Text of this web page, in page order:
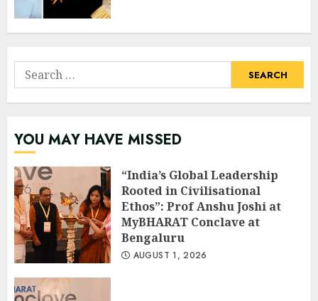
Search
for:
YOU MAY HAVE MISSED
“India’s Global Leadership
Rooted in Civilisational
Ethos”: Prof Anshu Joshi at
MyBHARAT Conclave at
Bengaluru
AUGUST 1, 2026